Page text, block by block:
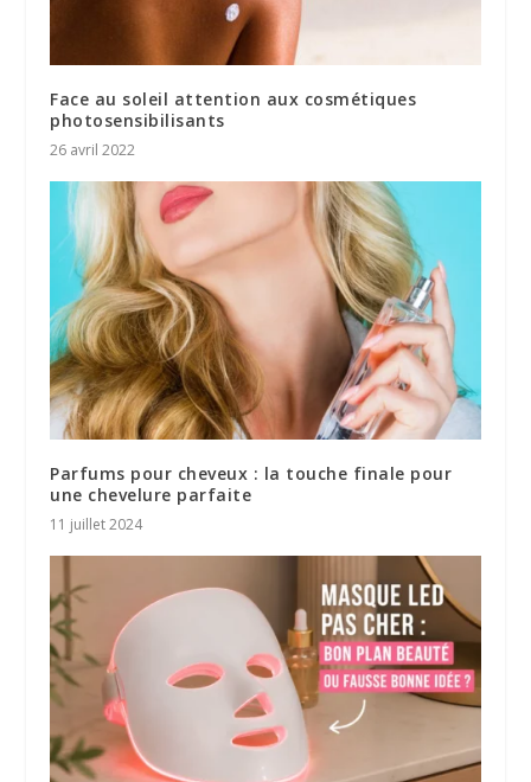
Face au soleil attention aux cosmétiques
photosensibilisants
26 avril 2022
Parfums pour cheveux : la touche finale pour
une chevelure parfaite
11 juillet 2024